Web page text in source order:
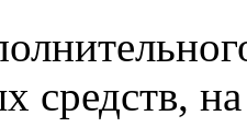
средств,